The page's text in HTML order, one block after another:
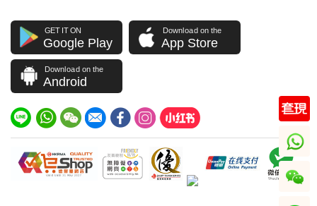
GET IT ON
Google Play
Download on the
App Store
Download on the
Android